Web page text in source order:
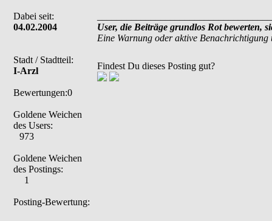
Dabei seit:
04.02.2004
Stadt / Stadtteil:
I-Arzl
Bewertungen:0
Goldene Weichen
des Users:
973
Goldene Weichen
des Postings:
1
Posting-Bewertung:
User, die Beiträge grundlos Rot bewerten,
Eine Warnung oder aktive
Findest Du dieses Posting gut?